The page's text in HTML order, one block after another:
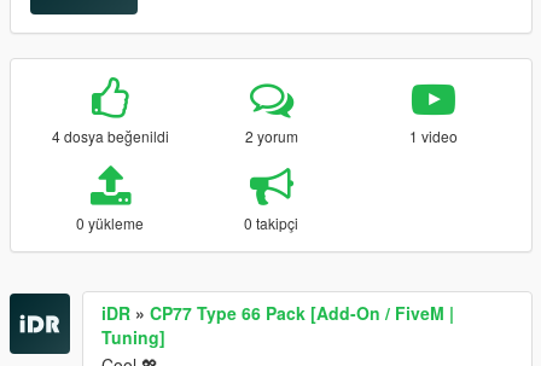
4 dosya beğenildi 2 yorum 1 video
0 yükleme 0 takipçi
iDR » CP77 Type 66 Pack [Add-On / FiveM |
Tuning]